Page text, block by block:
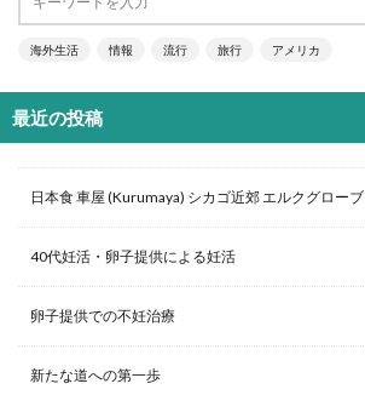
海外生活 情報 流行 旅行 アメリカ
最近の投稿
日本食 車屋 (Kurumaya) シカゴ近郊 エルクグローブ
40代妊活・卵子提供による妊活
卵子提供での不妊治療
新たな道への第一歩